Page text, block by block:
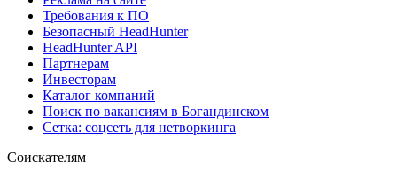
Требования к ПО
Безопасный HeadHunter
HeadHunter API
Партнерам
Инвесторам
Каталог компаний
Поиск по вакансиям в Богандинском
Сетка: соцсеть для нетворкинга
Соискателям